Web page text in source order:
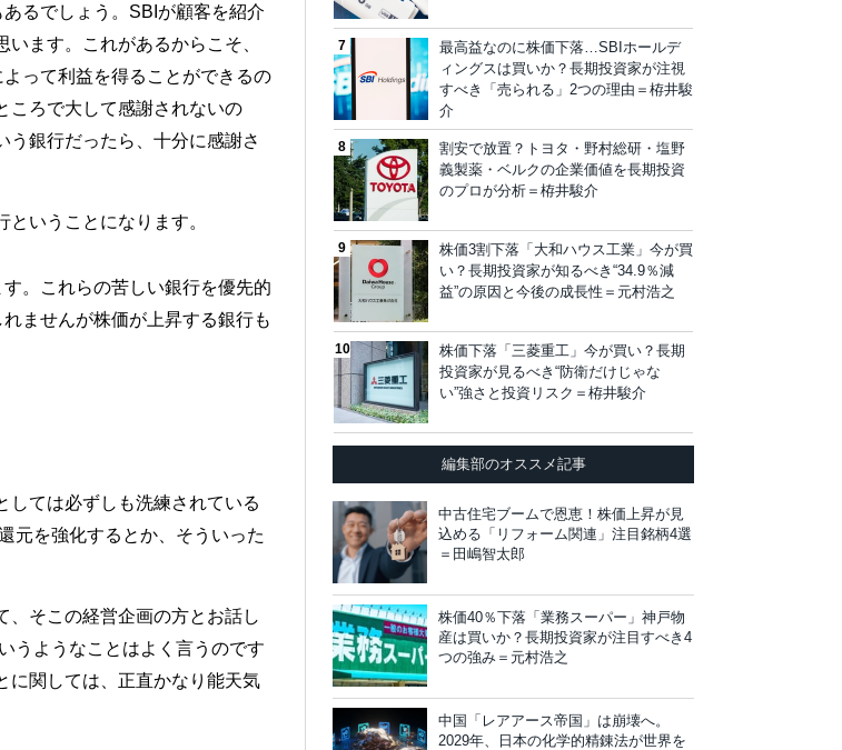
るでしょう。SBIが顧客を紹介
ます。これがあるからこそ、
って利益を得ることができるの
ころで大して感謝されないの
う銀行だったら、十分に感謝さ
いうことになります。
。これらの苦しい銀行を優先的
ませんが株価が上昇する銀行も
しては必ずしも洗練されている
元を強化するとか、そういった
、そこの経営企画の方とお話し
うようなことはよく言うのです
に関しては、正直かなり能天気
最高益なのに株価下落…SBIホールデ
ィングスは買いか？長期投資家が注視
すべき「売られる」2つの理由＝栫井駿
介
割安で放置？トヨタ・野村総研・塩野
義製薬・ベルクの企業価値を長期投資
のプロが分析＝栫井駿介
株価3割下落「大和ハウス工業」今が買
い？長期投資家が知るべき“34.9％減
益”の原因と今後の成長性＝元村浩之
株価下落「三菱重工」今が買い？長期
投資家が見るべき“防衛だけじゃな
い”強さと投資リスク＝栫井駿介
編集部のオススメ記事
中古住宅ブームで恩恵！株価上昇が見
込める「リフォーム関連」注目銘柄4選
＝田嶋智太郎
株価40％下落「業務スーパー」神戸物
産は買いか？長期投資家が注目すべき4
つの強み＝元村浩之
中国「レアアース帝国」は崩壊へ。
2029年、日本の化学的精錬法が世界を